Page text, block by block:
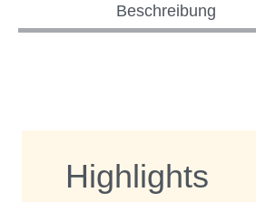
Beschreibung
Highlights